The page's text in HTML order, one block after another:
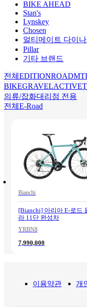
BIKE AHEAD
Stan's
Lynskey
Chosen
얼티메이트 다이
Pillar
기타 브랜드
전체 EDITIONROAD
BIKEGRAVELACTIVE
의류/잡화대리점 전용
전체 E-Road
Bianchi
[Bianchi] 아리아 E-로드
라 11단 완성차
YRBN8
7,990,000
이용약관 개